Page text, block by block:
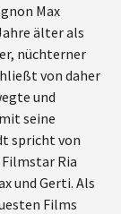
Max
älter als
nüchterner
von daher
und
seine
spricht von
Ria
und Gerti. Als
Films